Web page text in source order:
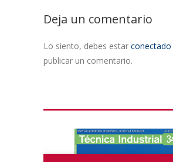
Deja un comentario
Lo siento, debes estar conectado
publicar un comentario.